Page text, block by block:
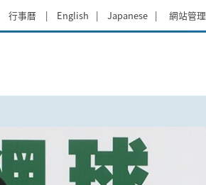
行事曆 English Japanese 網站管理